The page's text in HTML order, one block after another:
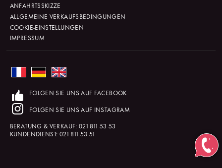
ANFAHRTSSKIZZE
ALLGEMEINE VERKAUFSBEDINGUNGEN
COOKIE-EINSTELLUNGEN
IMPRESSUM
FOLGEN SIE UNS AUF FACEBOOK
FOLGEN SIE UNS AUF INSTAGRAM
BERATUNG & VERKAUF: 021 811 53 53
KUNDENDIENST: 021 811 53 51